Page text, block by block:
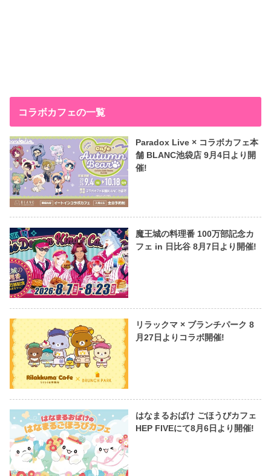
コラボカフェの一覧
Paradox Live × コラボカフェ本
舗 BLANC池袋店 9月4日より開
催!
魔王城の料理番 100万部記念カ
フェ in 日比谷 8月7日より開催!
リラックマ × ブランチパーク 8
月27日よりコラボ開催!
はなまるおばけ ごほうびカフェ
HEP FIVEにて8月6日より開催!